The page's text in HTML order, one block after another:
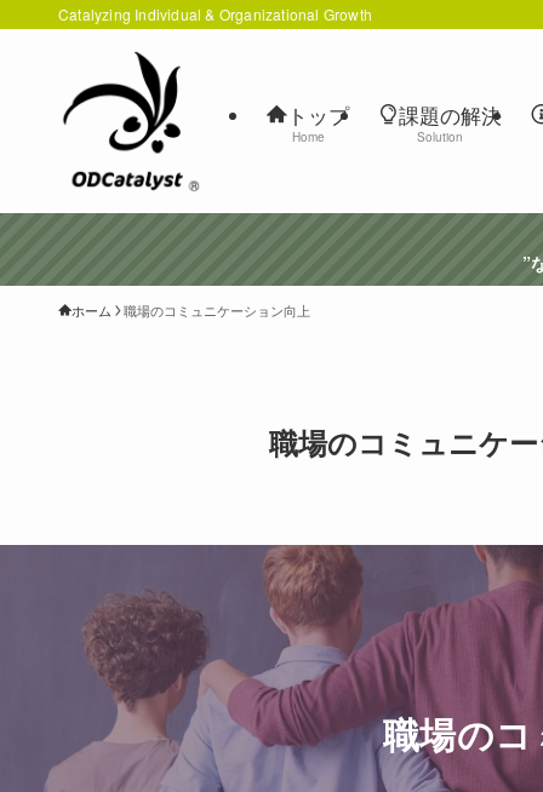
Catalyzing Individual & Organizational Growth
トップ
Home
課題の解決
Solution
”
ホーム 職場のコミュニケーション向上
職場のコミュニケ
職場の